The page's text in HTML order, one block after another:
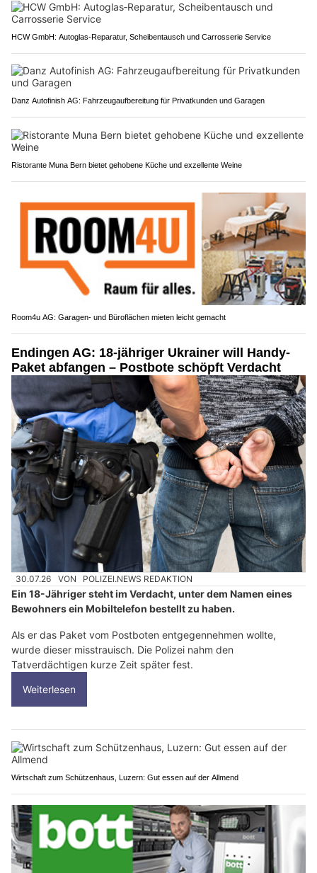
HCW GmbH: Autoglas‑Reparatur, Scheibentausch und Carrosserie Service
Danz Autofinish AG: Fahrzeugaufbereitung für Privatkunden und Garagen
Ristorante Muna Bern bietet gehobene Küche und exzellente Weine
Room4u AG: Garagen- und Büroflächen mieten leicht gemacht
Endingen AG: 18-jähriger Ukrainer will Handy-
Paket abfangen – Postbote schöpft Verdacht
30.07.26 VON POLIZEI.NEWS REDAKTION
Ein 18-Jähriger steht im Verdacht, unter dem Namen eines
Bewohners ein Mobiltelefon bestellt zu haben.
Als er das Paket vom Postboten entgegennehmen wollte,
wurde dieser misstrauisch. Die Polizei nahm den
Tatverdächtigen kurze Zeit später fest.
Weiterlesen
Wirtschaft zum Schützenhaus, Luzern: Gut essen auf der Allmend